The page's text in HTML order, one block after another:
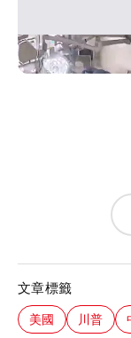
文章標籤
美國 川普